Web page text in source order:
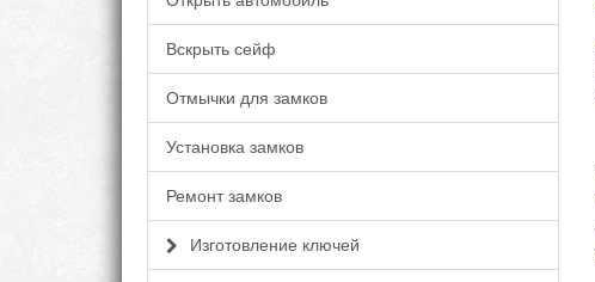
Вскрыть сейф
Отмычки для замков
Установка замков
Ремонт замков
Изготовление ключей